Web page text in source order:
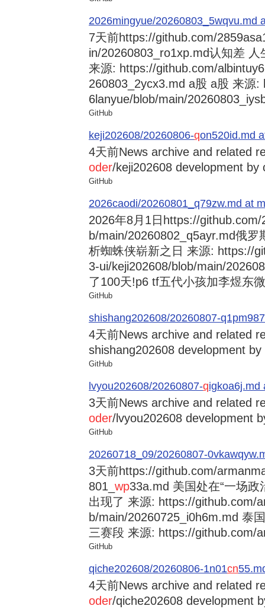
2026mingyue/20260803_5wqvu.md
7天前https://github.com/
in/20260803_ro1xp.md认知差
来源: https://github.com/
260803_2ycx3.md a股 a股 来源
6lanyue/blob/main/
GitHub
keji202608/20260806-qon520id.md
4天前News archive and related
oder/keji202608 development
GitHub
2026caodi/20260801_q79zw.md at
2026年8月1日https://github.com/
b/main/20260802_q5ayr.md俄
析蜘蛛侠崭新之日 来源: https://
3-ui/keji202608/blob/main/
了100天!p6 tf五代小孩加李煜东
GitHub
shishang202608/20260807-q1pm987
4天前News archive and related
shishang202608 development
GitHub
lvyou202608/20260807-qigkoa6j.md
3天前News archive and related
oder/lvyou202608 development
GitHub
20260718_09/20260807-
3天前https://github.com/
801_ wp33a.md 美国处在“一场
出现了 来源: https://github.com/
b/main/20260725_i0h6m.md 泰
三赛段 来源: https://github.com/
GitHub
qiche202608/20260806-1n01cn
4天前News archive and related
oder/qiche202608 development